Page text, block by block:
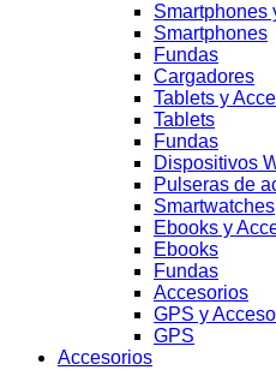
Smartphones
Smartphones
Fundas
Cargadores
Tablets y
Tablets
Fundas
Dispositivos
Pulseras de
Smartwatches
Ebooks y
Ebooks
Fundas
Accesorios
GPS y
GPS
Accesorios